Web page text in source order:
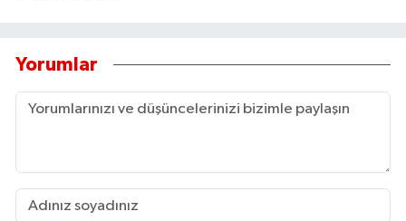
Yorumlar